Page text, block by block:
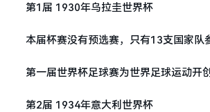
第1届 1930年乌拉圭世界杯
本届杯赛没有预选赛，只有13支国家队
第一届世界杯足球赛为世界足球运动开
第2届 1934年意大利世界杯